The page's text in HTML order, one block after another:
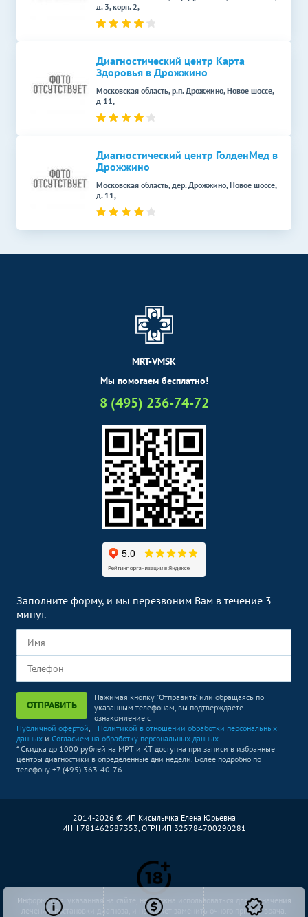
Кольпоскопия 2000р. -
д. 3, корп. 2,
Диагностический центр Карта
Здоровья в Дрожжино
Московская область, р.п. Дрожжино, Новое шоссе,
д 11,
Диагностический центр ГолденМед в
Дрожжино
Московская область, дер. Дрожжино, Новое шоссе,
д. 11,
MRT-VMSK
Мы помогаем бесплатно!
8 (495) 236-74-72
Заполните форму, и мы перезвоним Вам в течение 3
минут.
ОТПРАВИТЬ
Нажимая кнопку "Отправить" или обращаясь по
указанным телефонам, вы подтверждаете
ознакомление с
Публичной офертой,
Политикой в отношении обработки персональных
данных и Согласием на обработку персональных данных
* Скидка до 1000 рублей на МРТ и КТ доступна при записи в избранные
центры диагностики в определенные дни недели. Более подробно по
телефону +7 (495) 363-40-76.
2014-2026 © ИП Кисылычка Елена Юрьевна
ИНН 781462587353, ОГРНИП 325784700290281
Информация, указанная на сайте, не должна использоваться для назначения
лечения, постановки диагноза, и не может заменить очного приема врача.